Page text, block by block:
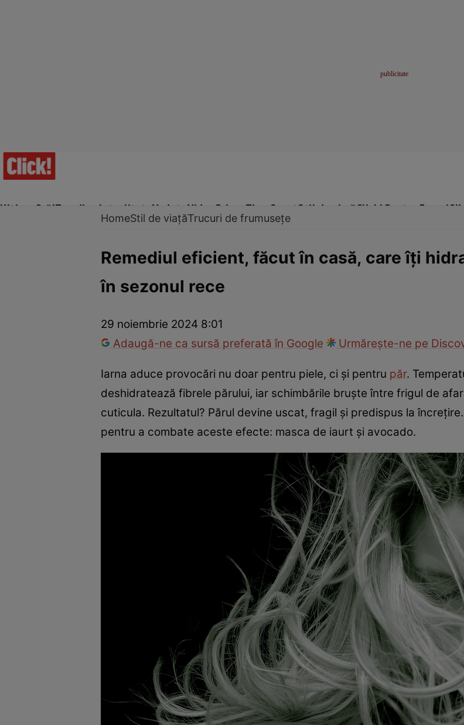
Ultima Oră!Trending Actualitate Vedete Video Prime Time SportStil de viațăClick! Pentru Femei
Dragoste și SexEvenimente
HomeStil de viațăTrucuri de frumusețe
Remediul eficient, făcut în casă, care îți
în sezonul rece
29 noiembrie 2024 8:01
Adaugă-ne ca sursă preferată în Google
Urmărește-ne pe
Iarna aduce provocări nu doar pentru piele, ci și pentru păr.
deshidratează fibrele părului, iar schimbările bruște între frigul de
cuticula. Rezultatul? Părul devine uscat, fragil și predispus la
pentru a combate aceste efecte: masca de iaurt și avocado.